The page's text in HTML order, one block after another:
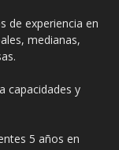
de experiencia en
medianas,
capacidades y
5 años en